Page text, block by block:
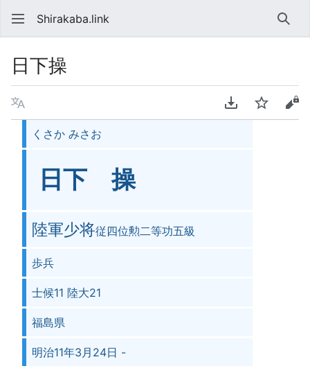
Shirakaba.link 検索
日下操
言語 PDFをダウンロ
ウォッチソ
くさか みさお
日下 操
陸軍少将従四位勲二等功五級
歩兵
士候11 陸大21
福島県
明治11年3月24日 -